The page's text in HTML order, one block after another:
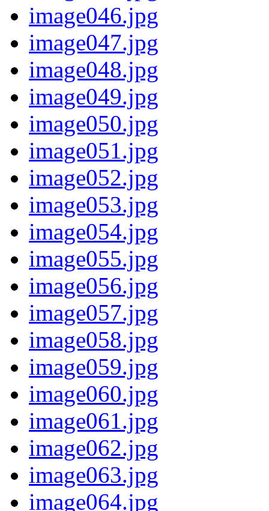
image046.jpg
image047.jpg
image048.jpg
image049.jpg
image050.jpg
image051.jpg
image052.jpg
image053.jpg
image054.jpg
image055.jpg
image056.jpg
image057.jpg
image058.jpg
image059.jpg
image060.jpg
image061.jpg
image062.jpg
image063.jpg
image064.jpg